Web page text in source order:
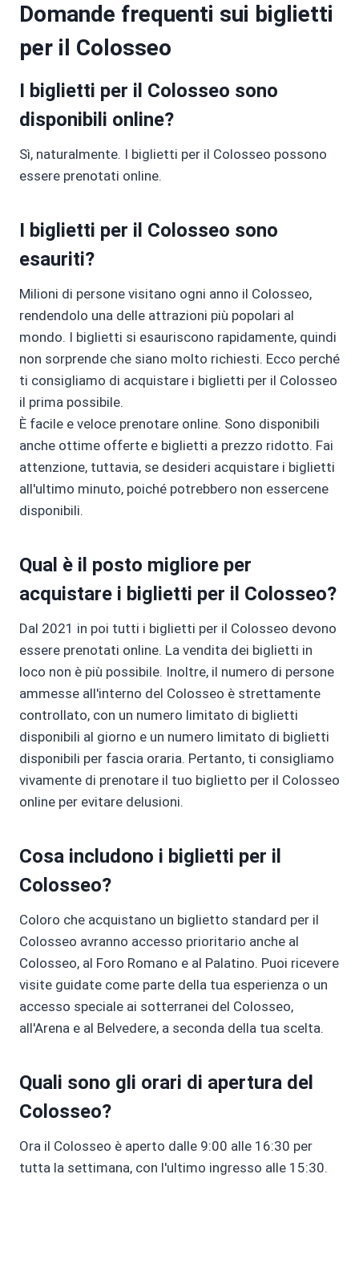
Domande frequenti sui biglietti
per il Colosseo
I biglietti per il Colosseo sono
disponibili online?
Sì, naturalmente. I biglietti per il Colosseo possono
essere prenotati online.
I biglietti per il Colosseo sono
esauriti?
Milioni di persone visitano ogni anno il Colosseo,
rendendolo una delle attrazioni più popolari al
mondo. I biglietti si esauriscono rapidamente, quindi
non sorprende che siano molto richiesti. Ecco perché
ti consigliamo di acquistare i biglietti per il Colosseo
il prima possibile.
È facile e veloce prenotare online. Sono disponibili
anche ottime offerte e biglietti a prezzo ridotto. Fai
attenzione, tuttavia, se desideri acquistare i biglietti
all'ultimo minuto, poiché potrebbero non essercene
disponibili.
Qual è il posto migliore per
acquistare i biglietti per il Colosseo?
Dal 2021 in poi tutti i biglietti per il Colosseo devono
essere prenotati online. La vendita dei biglietti in
loco non è più possibile. Inoltre, il numero di persone
ammesse all'interno del Colosseo è strettamente
controllato, con un numero limitato di biglietti
disponibili al giorno e un numero limitato di biglietti
disponibili per fascia oraria. Pertanto, ti consigliamo
vivamente di prenotare il tuo biglietto per il Colosseo
online per evitare delusioni.
Cosa includono i biglietti per il
Colosseo?
Coloro che acquistano un biglietto standard per il
Colosseo avranno accesso prioritario anche al
Colosseo, al Foro Romano e al Palatino. Puoi ricevere
visite guidate come parte della tua esperienza o un
accesso speciale ai sotterranei del Colosseo,
all'Arena e al Belvedere, a seconda della tua scelta.
Quali sono gli orari di apertura del
Colosseo?
Ora il Colosseo è aperto dalle 9:00 alle 16:30 per
tutta la settimana, con l'ultimo ingresso alle 15:30.